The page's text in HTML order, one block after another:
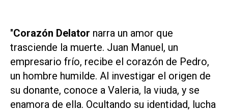
"Corazón Delator narra un amor que
trasciende la muerte. Juan Manuel, un
empresario frío, recibe el corazón de Pedro,
un hombre humilde. Al investigar el origen de
su donante, conoce a Valeria, la viuda, y se
enamora de ella. Ocultando su identidad, lucha